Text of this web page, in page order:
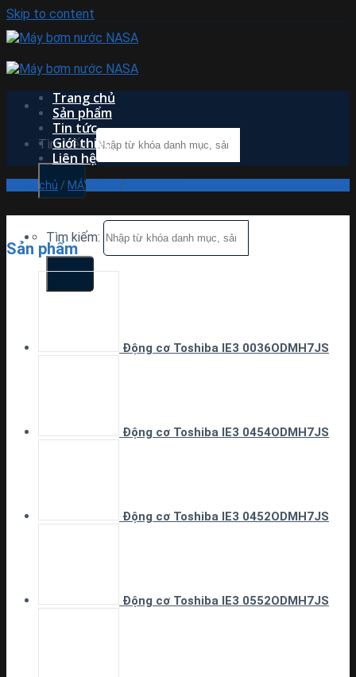
Skip to content
Tìm kiếm:
Tìm kiếm:
Trang chủ
Sản phẩm
Tin tức
Giới thiệu
Liên hệ
Trang chủ / MÁY BƠM /
Sản phẩm
Động cơ Toshiba IE3 0036ODMH7JS
Động cơ Toshiba IE3 0454ODMH7JS
Động cơ Toshiba IE3 0452ODMH7JS
Động cơ Toshiba IE3 0552ODMH7JS